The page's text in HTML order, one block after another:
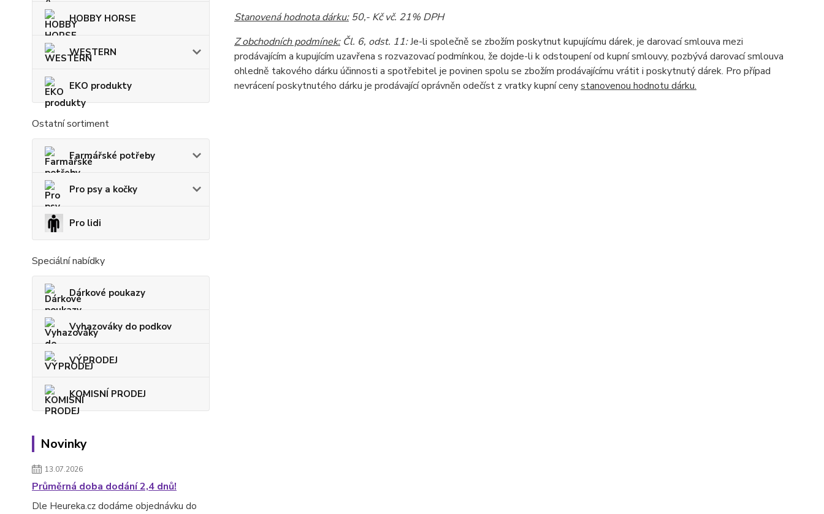
HOBBY HORSE
WESTERN
EKO produkty
Ostatní sortiment
Farmářské potřeby
Pro psy a kočky
Pro lidi
Speciální nabídky
Dárkové poukazy
Vyhazováky do podkov
VÝPRODEJ
KOMISNÍ PRODEJ
Novinky
13.07.2026
Průměrná doba dodání 2,4 dnů!
Dle Heureka.cz dodáme objednávku do
Stanovená hodnota dárku:50,- Kč vč. 21% DPH
Z obchodních podmínek:Čl. 6, odst. 11:Je-li společně se zbožím poskytnut kupujícímu dárek, je darovací smlouva mezi
prodávajícím a kupujícím uzavřena s rozvazovací podmínkou, že dojde-li k odstoupení od kupní smlouvy, pozbývá darovací smlouva
ohledně takového dárku účinnosti a spotřebitel je povinen spolu se zbožím prodávajícímu vrátit i poskytnutý dárek. Pro případ
nevrácení poskytnutého dárku je prodávající oprávněn odečíst z vratky kupní cenystanovenou hodnotu dárku.